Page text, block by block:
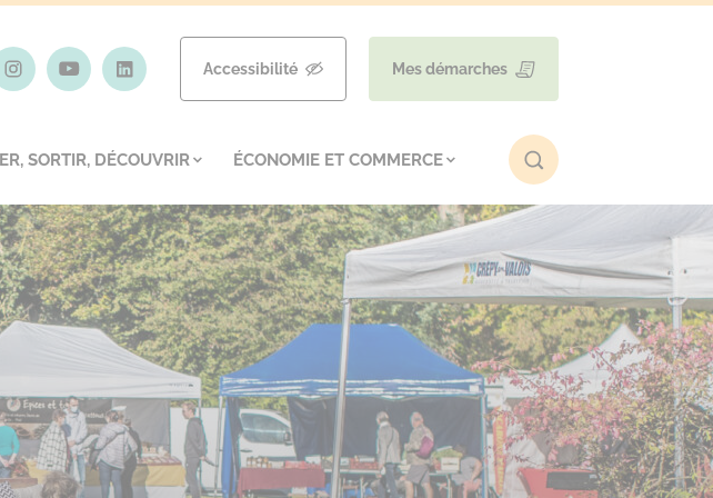
Accessibilité Mes démarches
SORTIR, DÉCOUVRIR ÉCONOMIE ET COMMERCE